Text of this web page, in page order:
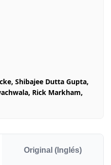
Shibajee Dutta Gupta,
Rick Markham,
Original (Inglés)